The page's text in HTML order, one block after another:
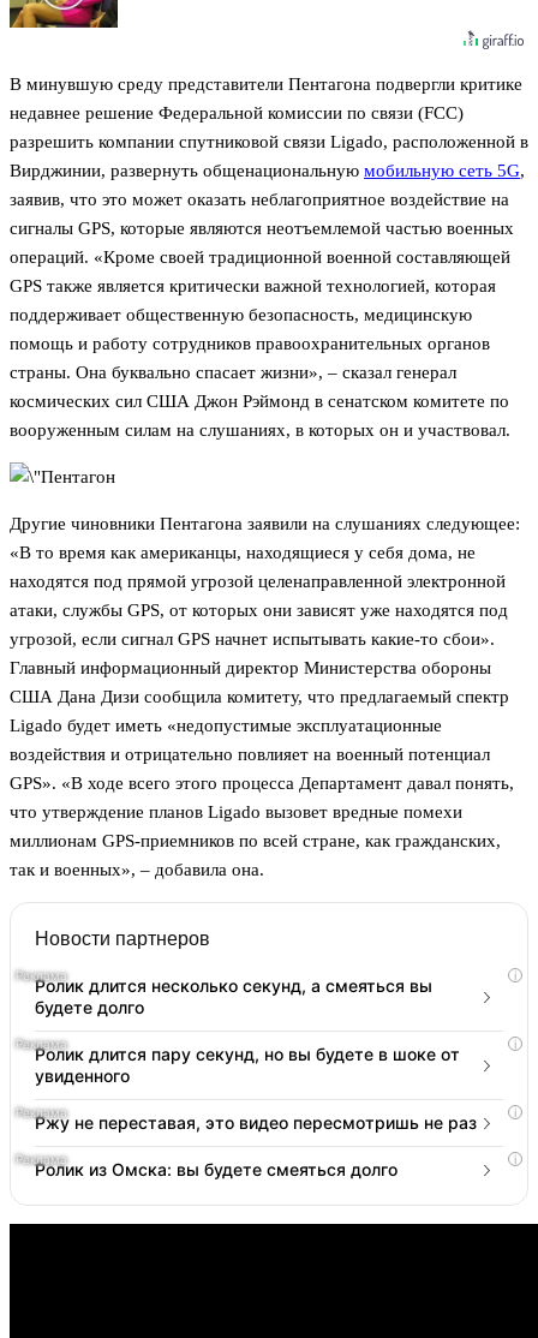
В минувшую среду представители Пентагона подвергли критике
недавнее решение Федеральной комиссии по связи (FCC)
разрешить компании спутниковой связи Ligado, расположенной в
Вирджинии, развернуть общенациональную мобильную сеть 5G,
заявив, что это может оказать неблагоприятное воздействие на
сигналы GPS, которые являются неотъемлемой частью военных
операций. «Кроме своей традиционной военной составляющей
GPS также является критически важной технологией, которая
поддерживает общественную безопасность, медицинскую
помощь и работу сотрудников правоохранительных органов
страны. Она буквально спасает жизни», – сказал генерал
космических сил США Джон Рэймонд в сенатском комитете по
вооруженным силам на слушаниях, в которых он и участвовал.
Другие чиновники Пентагона заявили на слушаниях следующее:
«В то время как американцы, находящиеся у себя дома, не
находятся под прямой угрозой целенаправленной электронной
атаки, службы GPS, от которых они зависят уже находятся под
угрозой, если сигнал GPS начнет испытывать какие-то сбои».
Главный информационный директор Министерства обороны
США Дана Дизи сообщила комитету, что предлагаемый спектр
Ligado будет иметь «недопустимые эксплуатационные
воздействия и отрицательно повлияет на военный потенциал
GPS». «В ходе всего этого процесса Департамент давал понять,
что утверждение планов Ligado вызовет вредные помехи
миллионам GPS-приемников по всей стране, как гражданских,
так и военных», – добавила она.
Новости партнеров
i
Ролик длится несколько секунд, а смеяться вы
будете долго
i
Ролик длится пару секунд, но вы будете в шоке от
увиденного
i
Ржу не переставая, это видео пересмотришь не раз
i
Ролик из Омска: вы будете смеяться долго